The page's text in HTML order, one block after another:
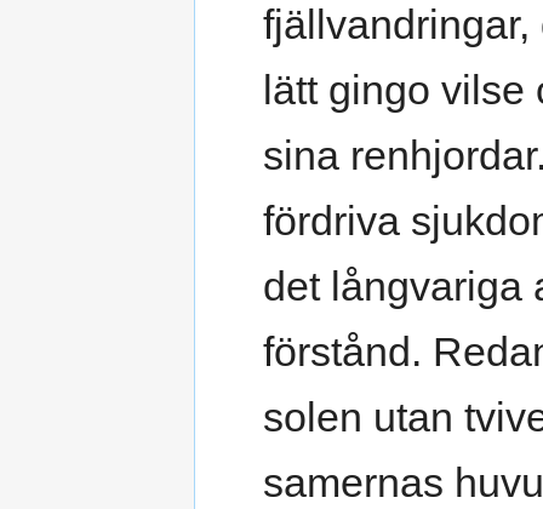
lätt gingo
sina
fördriva
det långvariga
förstånd.
solen utan
samernas